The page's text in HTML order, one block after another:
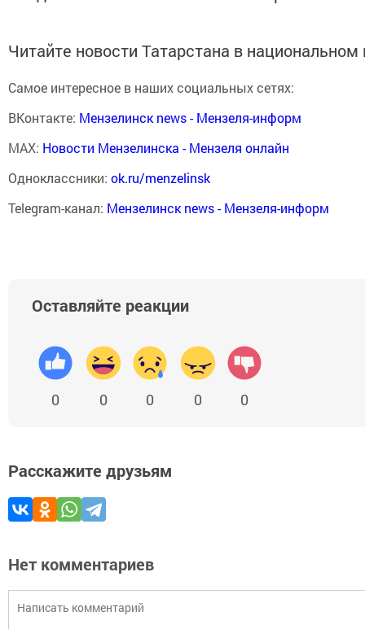
Читайте новости Татарстана в
Самое интересное в наших социальных сетях:
ВКонтакте: Мензелинск news - Мензеля-информ
MAX: Новости Мензелинска - Мензеля онлайн
Одноклассники: ok.ru/menzelinsk
Telegram-канал: Мензелинск news - Мензеля-информ
Оставляйте реакции
0 0 0 0 0
Расскажите друзьям
Нет комментариев